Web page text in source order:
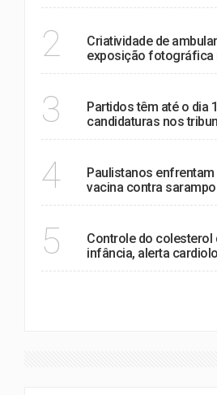
2
Criatividade de
exposição fotográfica
3
Partidos têm até o dia
candidaturas nos
4
Paulistanos
vacina contra sarampo
5
Controle do colesterol
infância, alerta